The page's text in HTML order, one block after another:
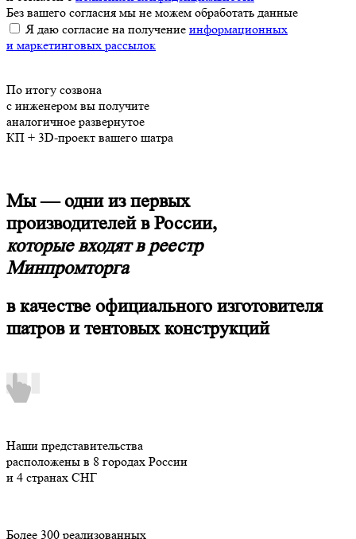
Без вашего согласия мы не можем обработать данные
Я даю согласие на получение информационных
и маркетинговых рассылок
По итогу созвона
с инженером вы получите
аналогичное развернутое
КП + 3D-проект вашего шатра
Мы — одни из первых
производителей в России,
которые входят в реестр
Минпромторга
в качестве официального изготовителя
шатров и тентовых конструкций
Наши представительства
расположены в 8 городах России
и 4 странах СНГ
Более 300 реализованных